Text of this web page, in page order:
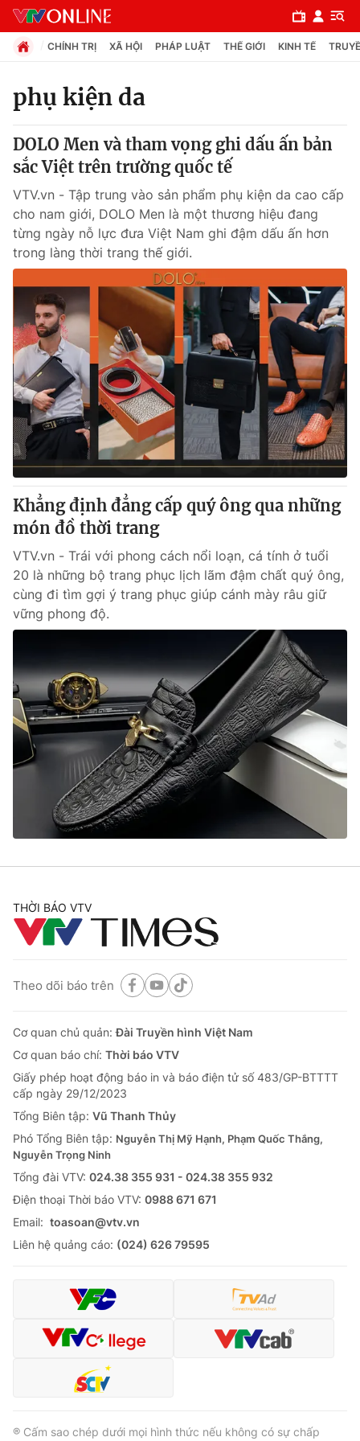
Chuyên mục
Chính trị
Xã hội
Pháp luật
Y tế
Thế giới
Tin tức
Thế giới đó đây
Câu chuyện quốc tế
Kinh tế
Tài chính
Thị trường
Góc doanh nghiệp
Dữ liệu và đời sống
Truyền hình
Phim VTV
Hậu trường
Nhân vật
Khán giả
Giải trí
Điện ảnh
Âm nhạc
Sao
Đời sống
Du lịch
Chất lượng cuộc sống
Giáo dục
Học trực tuyến
Công nghệ
Hitech Công nghệ tương lai
Sản phẩm
Thị trường
Giao lưu trực tuyến
Lịch phát sóng
Chuyên mục khác
Photo
Video Shorts video
VTV Thể thao
VTV Sức khoẻ Bất động sản
Thị trường 24h
VTV4 Vươn mình bằng AI
VTV9 VTV8
Liên hệ tòa soạn
THỜI BÁO VTV
Theo dõi báo trên
Cơ quan chủ quản:Đài Truyền hình Việt Nam
CHÍNH TRỊ XÃ HỘI PHÁP LUẬT THẾ GIỚI KINH TẾ
phụ kiện da
DOLO Men và tham vọng ghi dấu ấn bản
sắc Việt trên trường quốc tế
VTV.vn - Tập trung vào sản phẩm phụ kiện da cao cấp
cho nam giới, DOLO Men là một thương hiệu đang
từng ngày nỗ lực đưa Việt Nam ghi đậm dấu ấn hơn
trong làng thời trang thế giới.
Khẳng định đẳng cấp quý ông qua những
món đồ thời trang
VTV.vn - Trái với phong cách nổi loạn, cá tính ở tuổi
20 là những bộ trang phục lịch lãm đậm chất quý ông,
cùng đi tìm gợi ý trang phục giúp cánh mày râu giữ
vững phong độ.
THỜI BÁO VTV
Theo dõi báo trên
Cơ quan chủ quản:Đài Truyền hình Việt Nam
Cơ quan báo chí: Thời báo VTV
Giấy phép hoạt động báo in và báo điện tử số 483/GP-BTTTT
cấp ngày 29/12/2023
Tổng Biên tập: Vũ Thanh Thủy
Phó Tổng Biên tập: Nguyễn Thị Mỹ Hạnh, Phạm Quốc Thắng,
Nguyễn Trọng Ninh
Tổng đài VTV: 024.38 355 931 - 024.38 355 932
Ðiện thoại Thời báo VTV: 0988 671 671
Email: toasoan@vtv.vn
Liên hệ quảng cáo: (024) 626 79595
® Cấm sao chép dưới mọi hình thức nếu không có sự chấp